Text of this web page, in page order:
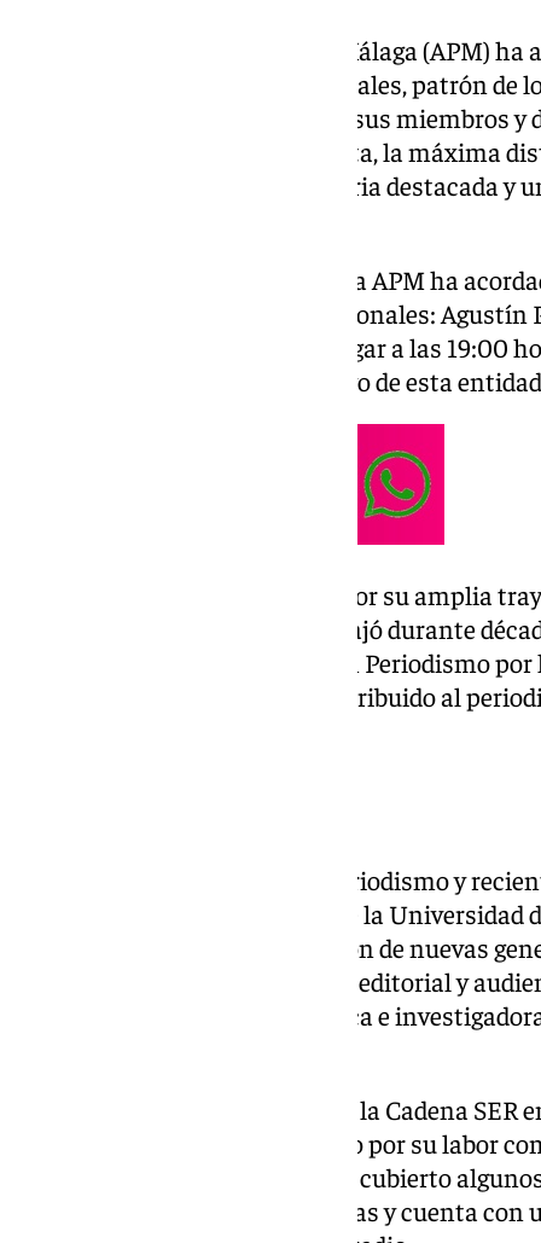
La Asociación de la Prensa de Málaga (APM)
festividad de San Francisco de Sales, patrón
enero, en un acto que reunirá a sus miembros
Medallas de Honor del Periodista, la máxima
profesionales con una trayectoria destacada
Este año, la Junta Directiva de la APM ha
labor de tres destacados profesionales: Agustín
San Martín. El evento tendrá lugar a las 19:00
Málaga, en Muelle 1, con el apoyo de esta
Agustín Peláez será premiado por su amplia
SUR en la Axarquía, donde trabajó durante
local y provincial. Licenciado en Periodismo
Madrid, Peláez también ha contribuido al
Bella Palomo, catedrática de Periodismo y
Ciencias de la Comunicación de la Universidad
su compromiso con la formación de nuevas
Experta en cibermedios, diseño editorial y
destacada trayectoria académica e
Ignacio San Martín, redactor de la Cadena SER
años, recibirá el reconocimiento por su labor
especializado en tribunales. Ha cubierto
relevantes de las últimas décadas y cuenta